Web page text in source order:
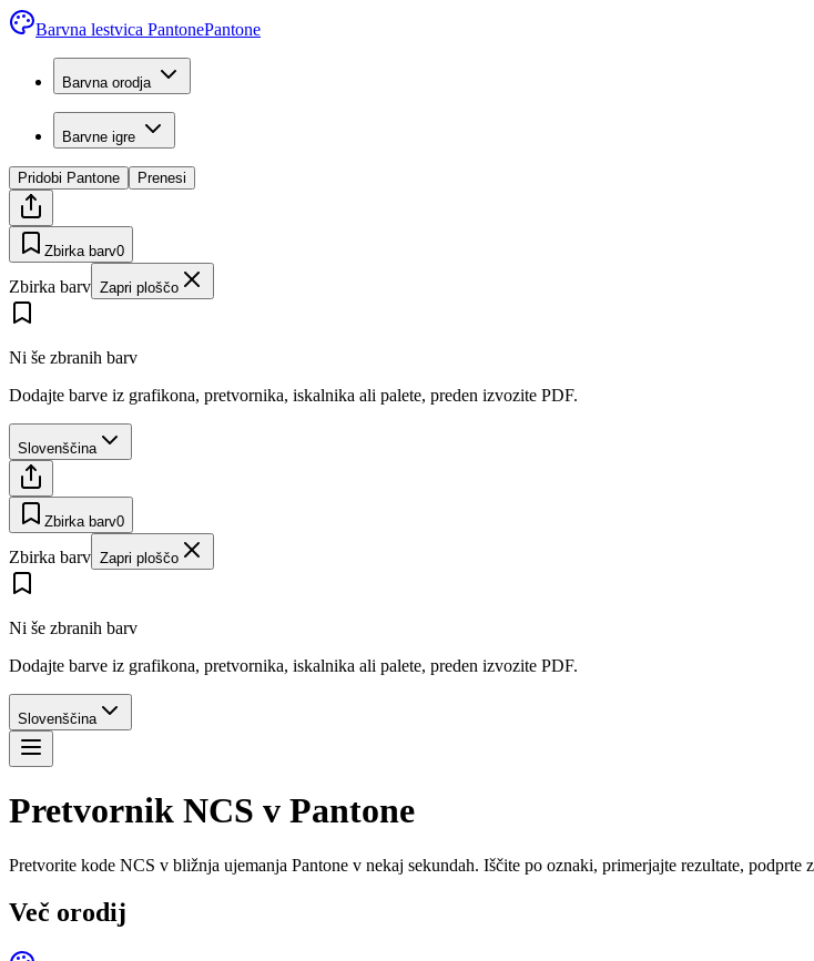
Barvna lestvica PantonePantone
Barvna orodja
Barvne igre
Pridobi Pantone Prenesi
Zbirka barv0
Zbirka barv Zapri ploščo
Ni še zbranih barv
Dodajte barve iz grafikona, pretvornika, iskalnika ali palete, preden izvozite PDF.
Slovenščina
Zbirka barv0
Zbirka barv Zapri ploščo
Ni še zbranih barv
Dodajte barve iz grafikona, pretvornika, iskalnika ali palete, preden izvozite PDF.
Slovenščina
Pretvornik NCS v Pantone
Pretvorite kode NCS v bližnja ujemanja Pantone v nekaj sekundah. Iščite po oznaki, primerjajte rezultate, podprte
Več orodij